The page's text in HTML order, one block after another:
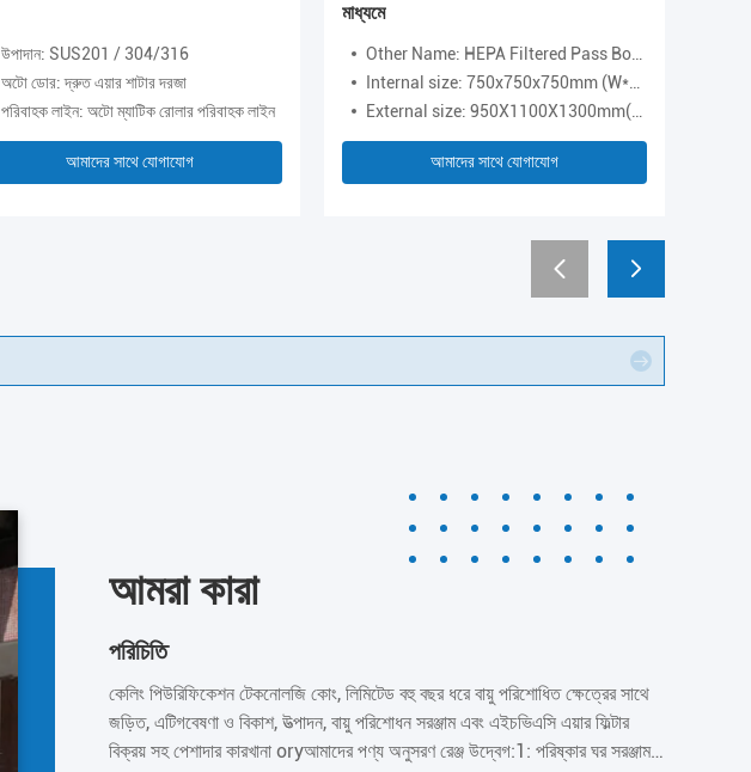
উপাদান: SUS201 / 304/316
অটো ডোর: দ্রুত এয়ার শাটার দরজা
পরিবাহক লাইন: অটো ম্যাটিক রোলার পরিবাহক লাইন
আমাদের সাথে যোগাযোগ
মাধ্যমে
Other Name: HEPA Filtered Pass Box Air Shower
Internal size: 750x750x750mm (W*D*H)
External size: 950X1100X1300mm(W*D*H)
আমাদের সাথে যোগাযোগ
আমরা কারা
পরিচিতি
কেলিং পিউরিফিকেশন টেকনোলজি কোং, লিমিটেড বহু বছর ধরে বায়ু পরিশোধিত ক্ষেত্রের সাথে
জড়িত, এটিগবেষণা ও বিকাশ, উত্পাদন, বায়ু পরিশোধন সরঞ্জাম এবং এইচভিএসি এয়ার ফিল্টার
বিক্রয় সহ পেশাদার কারখানা oryআমাদের পণ্য অনুসরণ রেঞ্জ উদ্বেগ:1: পরিষ্কার ঘর সরঞ্জাম: